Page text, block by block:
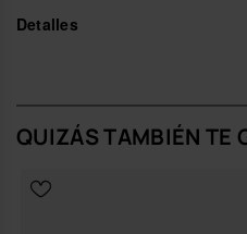
Detalles
QUIZÁS TAMBIÉN TE